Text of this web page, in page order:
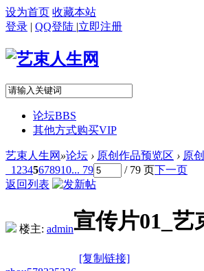
设为首页 收藏本站
登录 | QQ登陆 |立即注册
论坛BBS
其他方式购买VIP
艺束人生网 »论坛 › 原创作品预览区 › 原
1 2345678910... 79 / 79 页下一页
返回列表
楼主: admin宣传片01_艺
[复制链接]